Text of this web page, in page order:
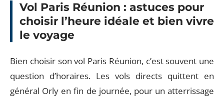
Vol Paris Réunion : astuces pour
choisir l’heure idéale et bien vivre
le voyage
Bien choisir son vol Paris Réunion, c’est souvent une
question d’horaires. Les vols directs quittent en
général Orly en fin de journée, pour un atterrissage